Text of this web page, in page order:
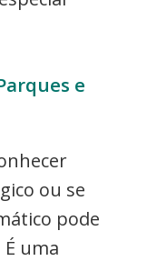
e
ou se
pode
uma